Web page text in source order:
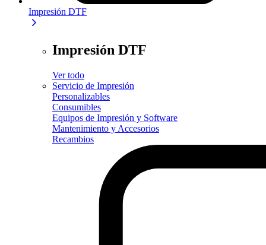
Impresión DTF
Impresión DTF
Ver todo
Servicio de Impresión
Personalizables
Consumibles
Equipos de Impresión y Software
Mantenimiento y Accesorios
Recambios